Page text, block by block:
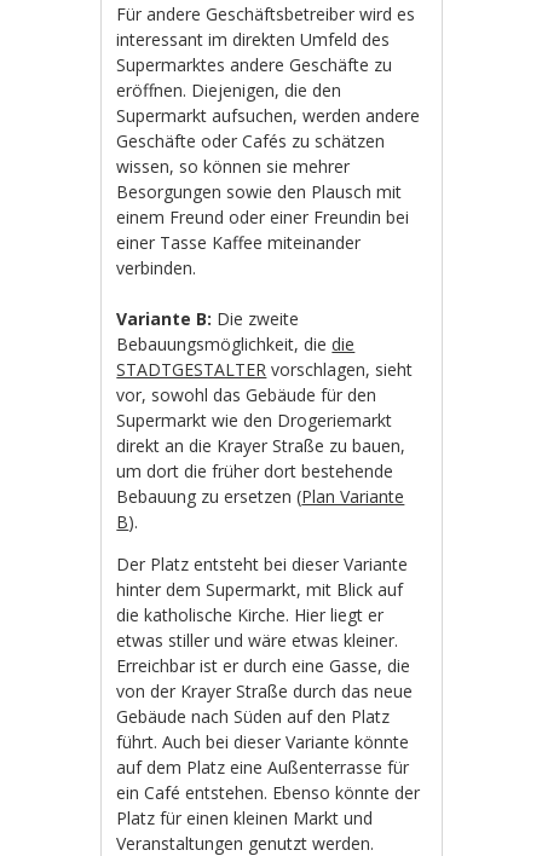
Für andere Geschäftsbetreiber wird es
interessant im direkten Umfeld des
Supermarktes andere Geschäfte zu
eröffnen. Diejenigen, die den
Supermarkt aufsuchen, werden andere
Geschäfte oder Cafés zu schätzen
wissen, so können sie mehrer
Besorgungen sowie den Plausch mit
einem Freund oder einer Freundin bei
einer Tasse Kaffee miteinander
verbinden.
Variante B: Die zweite
Bebauungsmöglichkeit, diedie
STADTGESTALTER vorschlagen, sieht
vor, sowohl das Gebäude für den
Supermarkt wie den Drogeriemarkt
direkt an die Krayer Straße zu bauen,
um dort die früher dort bestehende
Bebauung zu ersetzen (Plan Variante
B).
Der Platz entsteht bei dieser Variante
hinter dem Supermarkt, mit Blick auf
die katholische Kirche. Hier liegt er
etwas stiller und wäre etwas kleiner.
Erreichbar ist er durch eine Gasse, die
von der Krayer Straße durch das neue
Gebäude nach Süden auf den Platz
führt. Auch bei dieser Variante könnte
auf dem Platz eine Außenterrasse für
ein Café entstehen. Ebenso könnte der
Platz für einen kleinen Markt und
Veranstaltungen genutzt werden.